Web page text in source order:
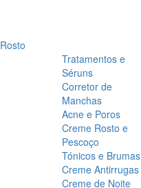
Rosto
Tratamentos e
Séruns
Corretor de
Manchas
Acne e Poros
Creme Rosto e
Pescoço
Tónicos e Brumas
Creme Antirrugas
Creme de Noite